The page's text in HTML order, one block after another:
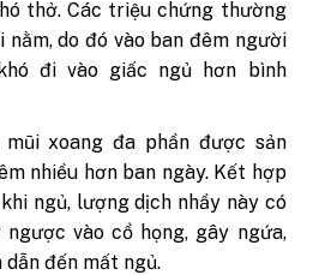
thở. Các triệu chứng thường
nằm, do đó vào ban đêm người
đi vào giấc ngủ hơn bình
mũi xoang đa phần được sản
nhiều hơn ban ngày. Kết hợp
ngủ, lượng dịch nhầy này có
vào cổ họng, gây ngứa,
dẫn đến mất ngủ.